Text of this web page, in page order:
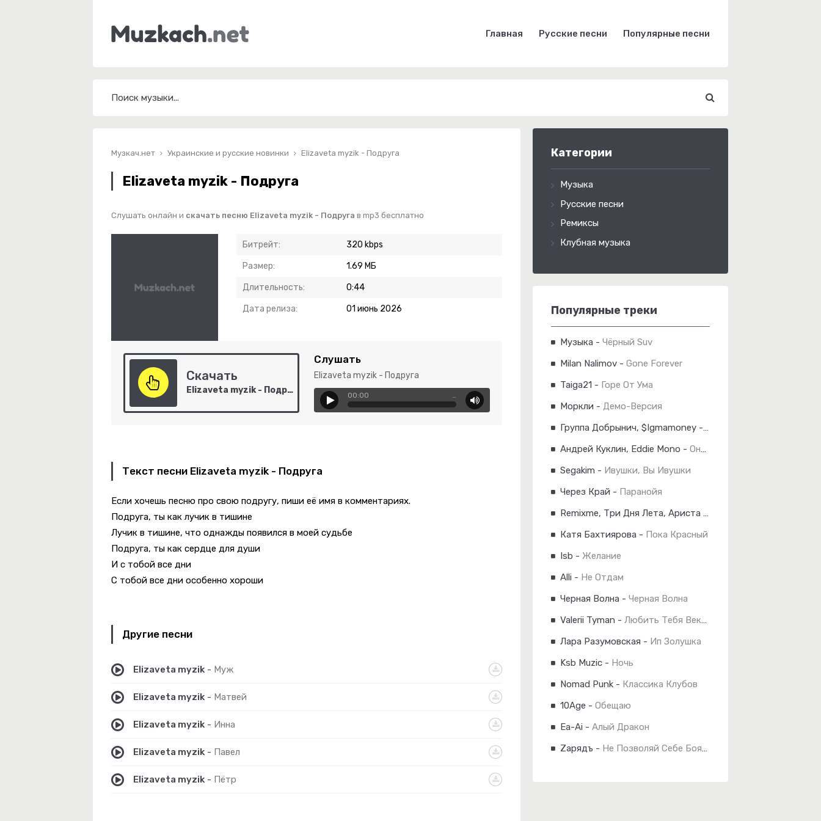
Главная Русские песни Популярные песни
Музкач.нет Украинские и русские новинки Elizaveta myzik - Подруга
Elizaveta myzik - Подруга
Слушать онлайн и скачать песню Elizaveta myzik - Подруга в mp3 бесплатно
Битрейт: 320 kbps
Размер: 1.69 МБ
Длительность: 0:44
Дата релиза: 01 июнь 2026
Скачать
Elizaveta myzik - Подруга
Слушать
Elizaveta myzik - Подруга
00:00 …
Текст песни Elizaveta myzik - Подруга
Если хочешь песню про свою подругу, пиши её имя в комментариях.
Подруга, ты как лучик в тишине
Лучик в тишине, что однажды появился в моей судьбе
Подруга, ты как сердце для души
И с тобой все дни
С тобой все дни особенно хороши
Другие песни
Elizaveta myzik - Муж
Elizaveta myzik - Матвей
Elizaveta myzik - Инна
Elizaveta myzik - Павел
Elizaveta myzik - Пётр
Категории
Музыка
Русские песни
Ремиксы
Клубная музыка
Популярные треки
Музыка - Чёрный Suv
Milan Nalimov - Gone Forever
Taiga21 - Горе От Ума
Моркли - Демо-Версия
Группа Добрынич, $Igmamoney - Деньги, Господа!
Андрей Куклин, Eddie Mono - Она Хочет Быть Одна
Segakim - Ивушки, Вы Ивушки
Через Край - Паранойя
Remixme, Три Дня Лета, Ариста
Катя Бахтиярова - Пока Красный
Isb - Желание
Alli - Не Отдам
Черная Волна - Черная Волна
Valerii Tyman - Любить Тебя Веками
Лара Разумовская - Ип Золушка
Ksb Muzic - Ночь
Nomad Punk - Классика Клубов
10Age - Обещаю
Ea-Ai - Алый Дракон
Zарядъ - Не Позволяй Себе Бояться...